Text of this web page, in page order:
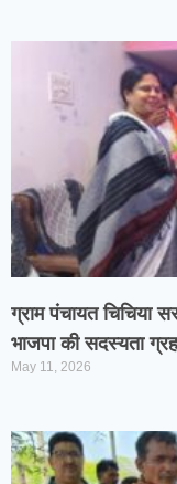
ग्राम पंचायत चिचिया
भाजपा की सदस्यता
May 11, 2026